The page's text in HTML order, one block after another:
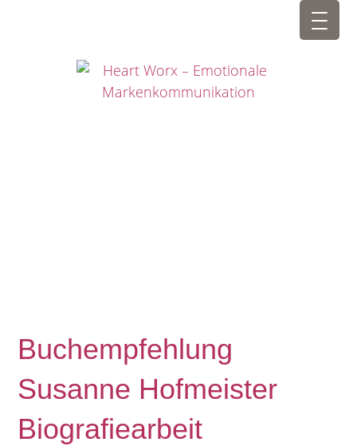
Buchempfehlung
Susanne Hofmeister
Biografiearbeit